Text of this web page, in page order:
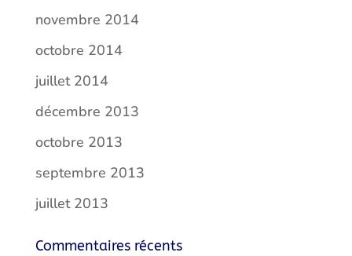
novembre 2014
octobre 2014
juillet 2014
décembre 2013
octobre 2013
septembre 2013
juillet 2013
Commentaires récents